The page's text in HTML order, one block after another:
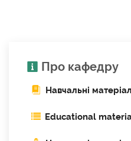
Про кафедру
Навчальні
Educational